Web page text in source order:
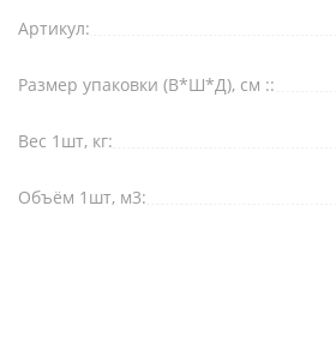
Артикул:
Размер упаковки (В*Ш*Д), см ::
Вес 1шт, кг:
Объём 1шт, м3: